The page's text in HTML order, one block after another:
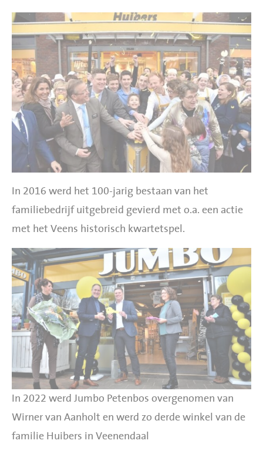
In 2016 werd het 100-jarig bestaan van het
familiebedrijf uitgebreid gevierd met o.a. een actie
met het Veens historisch kwartetspel.
In 2022 werd Jumbo Petenbos overgenomen van
Wirner van Aanholt en werd zo derde winkel van de
familie Huibers in Veenendaal